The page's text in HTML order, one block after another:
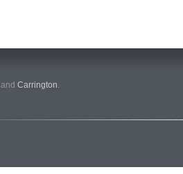
and Carrington